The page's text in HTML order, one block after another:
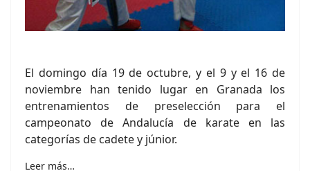
El domingo día 19 de octubre, y el 9 y el 16 de
noviembre han tenido lugar en Granada los
entrenamientos de preselección para el
campeonato de Andalucía de karate en las
categorías de cadete y júnior.
Leer más…